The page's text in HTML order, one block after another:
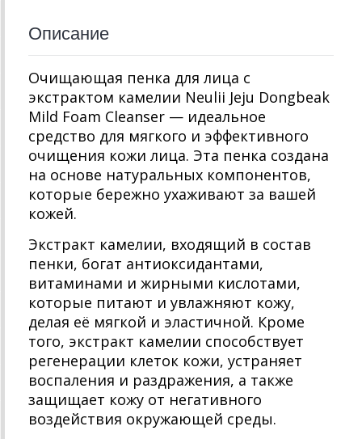
Описание
Очищающая пенка для лица с
экстрактом камелии Neulii Jeju Dongbeak
Mild Foam Cleanser — идеальное
средство для мягкого и эффективного
очищения кожи лица. Эта пенка создана
на основе натуральных компонентов,
которые бережно ухаживают за вашей
кожей.
Экстракт камелии, входящий в состав
пенки, богат антиоксидантами,
витаминами и жирными кислотами,
которые питают и увлажняют кожу,
делая её мягкой и эластичной. Кроме
того, экстракт камелии способствует
регенерации клеток кожи, устраняет
воспаления и раздражения, а также
защищает кожу от негативного
воздействия окружающей среды.